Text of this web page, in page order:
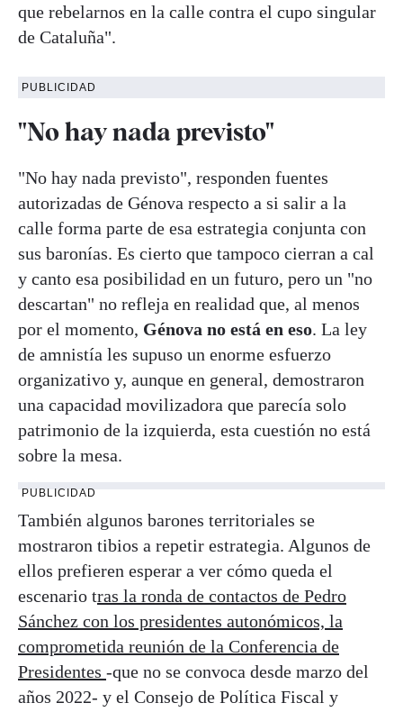
que rebelarnos en la calle contra el cupo singular
de Cataluña".
PUBLICIDAD
"No hay nada previsto"
"No hay nada previsto", responden fuentes
autorizadas de Génova respecto a si salir a la
calle forma parte de esa estrategia conjunta con
sus baronías. Es cierto que tampoco cierran a cal
y canto esa posibilidad en un futuro, pero un "no
descartan" no refleja en realidad que, al menos
por el momento, Génova no está en eso. La ley
de amnistía les supuso un enorme esfuerzo
organizativo y, aunque en general, demostraron
una capacidad movilizadora que parecía solo
patrimonio de la izquierda, esta cuestión no está
sobre la mesa.
PUBLICIDAD
También algunos barones territoriales se
mostraron tibios a repetir estrategia. Algunos de
ellos prefieren esperar a ver cómo queda el
escenario tras la ronda de contactos de Pedro
Sánchez con los presidentes autonómicos, la
comprometida reunión de la Conferencia de
Presidentes -que no se convoca desde marzo del
años 2022- y el Consejo de Política Fiscal y